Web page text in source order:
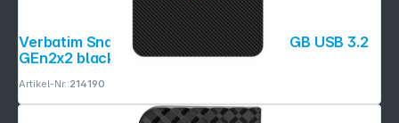
Verbatim SnapBack Ultra Slim SSD 512GB USB 3.2
GEn2x2 black 32335
Artikel-Nr.:214190